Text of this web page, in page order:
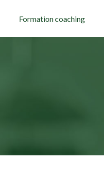
Formation coaching